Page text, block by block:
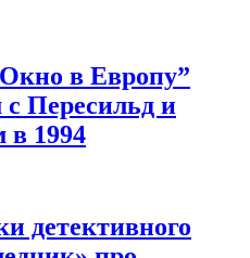
в Европу”
Пересильд и
в 1994
детективного